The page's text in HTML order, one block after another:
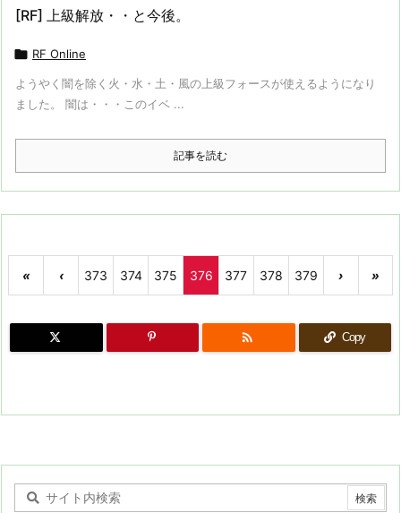
[RF] 上級解放・・と今後。
 RF Online
ようやく闇を除く火・水・土・風の上級フォースが使えるようになり
ました。 闇は・・・このイベ ...
記事を読む
« ‹ 373 374 375 376 377 378 379 › »
 Copy